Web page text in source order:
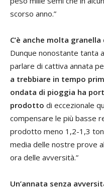
scorso anno.”
C’è anche molta
Dunque nonostante tanta
parlare di cattiva annata
a trebbiare in tempo
ondata di pioggia ha
prodotto di eccezionale
compensare le più basse
prodotto meno 1,2-1,3
media delle nostre prove
ora delle avversità.”
Un’annata senza